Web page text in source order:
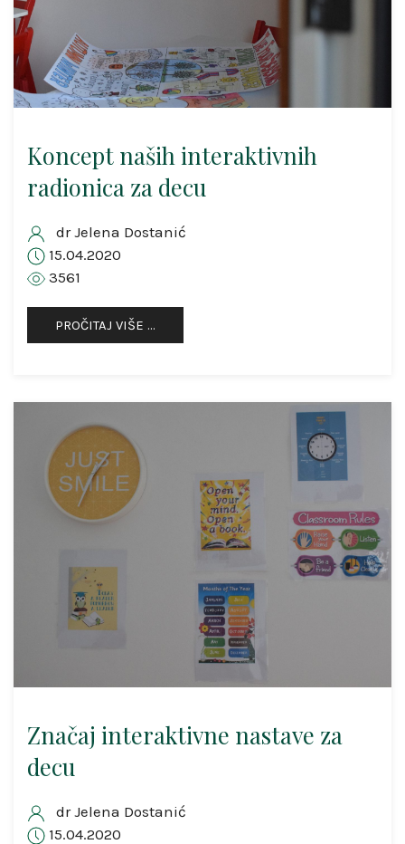
Koncept naših interaktivnih
radionica za decu
dr Jelena Dostanić
15.04.2020
3561
PROČITAJ VIŠE …
Značaj interaktivne nastave za
decu
dr Jelena Dostanić
15.04.2020